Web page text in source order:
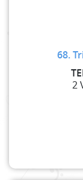
68.
2